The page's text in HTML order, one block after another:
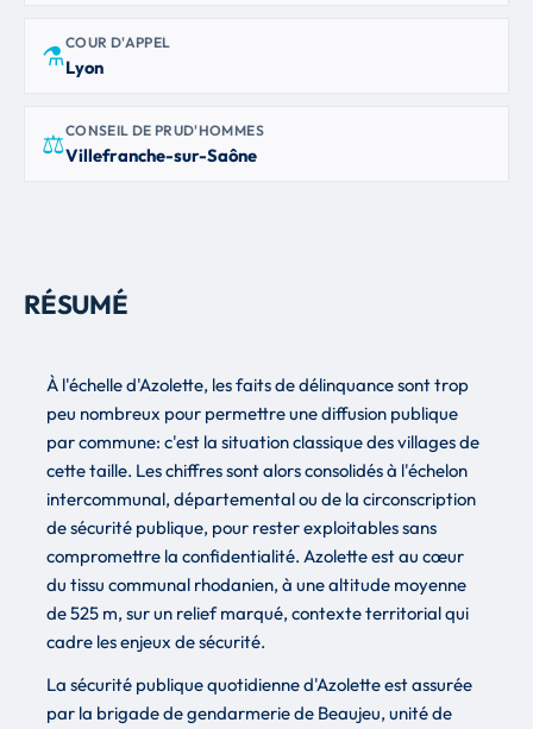
⚗COUR D'APPEL
Lyon
⚖CONSEIL DE PRUD'HOMMES
Villefranche-sur-Saône
RÉSUMÉ
À l'échelle d'Azolette, les faits de délinquance sont trop
peu nombreux pour permettre une diffusion publique
par commune: c'est la situation classique des villages de
cette taille. Les chiffres sont alors consolidés à l'échelon
intercommunal, départemental ou de la circonscription
de sécurité publique, pour rester exploitables sans
compromettre la confidentialité. Azolette est au cœur
du tissu communal rhodanien, à une altitude moyenne
de 525 m, sur un relief marqué, contexte territorial qui
cadre les enjeux de sécurité.
La sécurité publique quotidienne d'Azolette est assurée
par la brigade de gendarmerie de Beaujeu, unité de